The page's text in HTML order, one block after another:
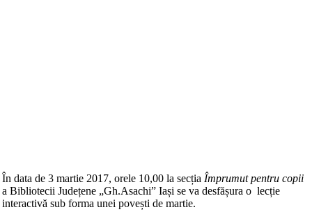
În data de 3 martie 2017, orele 10,00 la secția Împrumut pentru copii
a Bibliotecii Județene „Gh.Asachi” Iași se va desfășura o lecție
interactivă sub forma unei povești de martie.